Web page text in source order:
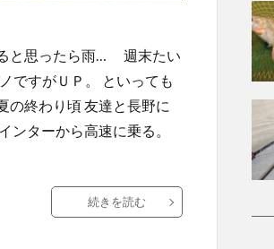
と思ったら雨… 週末たい
ですがＵＰ。 といっても
の終わり頃 友達と長野に
ターから高速に乗る。
続きを読む